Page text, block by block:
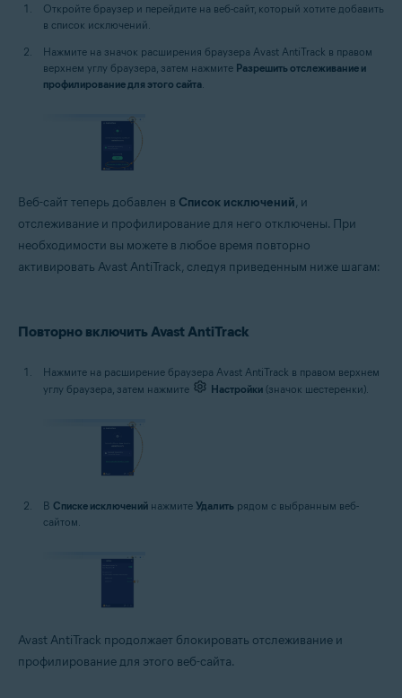
Откройте браузер и перейдите на веб-сайт, который хотите добавить
в список исключений.
Нажмите на значок расширения браузера Avast AntiTrack в правом
верхнем углу браузера, затем нажмите Разрешить отслеживание и
профилирование для этого сайта
Веб-сайт теперь добавлен в Список исключений, и
отслеживание и профилирование для него отключены. При
необходимости вы можете в любое время повторно
активировать Avast AntiTrack, следуя приведенным ниже шагам:
Повторно включить Avast AntiTrack
Нажмите на расширение браузера Avast AntiTrack в правом верхнем
углу браузера, затем нажмите
Настройки (значок шестеренки).
В Списке исключений нажмите Удалить рядом с выбранным веб-
сайтом.
Avast AntiTrack продолжает блокировать отслеживание и
профилирование для этого веб-сайта.